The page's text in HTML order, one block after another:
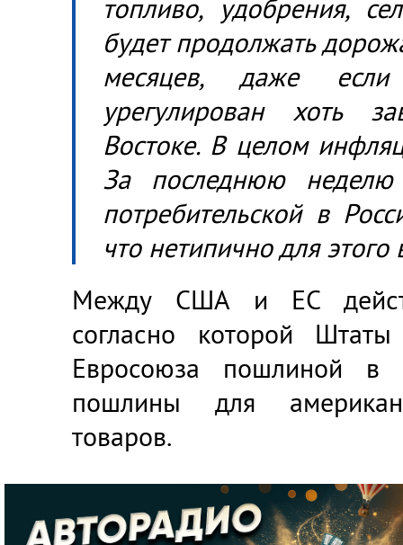
топливо, удобрения,
будет продолжать
месяцев, даже
урегулирован хоть
Востоке. В целом
За последнюю
потребительской в
что нетипично для
Между США и ЕС
согласно которой
Евросоюза пошлиной
пошлины для
товаров.